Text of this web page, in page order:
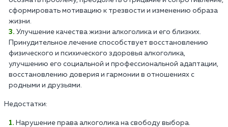
сформировать мотивацию к трезвости и изменению образа
жизни.
Улучшение качества жизни алкоголика и его близких.
Принудительное лечение способствует восстановлению
физического и психического здоровья алкоголика,
улучшению его социальной и профессиональной адаптации,
восстановлению доверия и гармонии в отношениях с
родными и друзьями.
Недостатки:
Нарушение права алкоголика на свободу выбора.